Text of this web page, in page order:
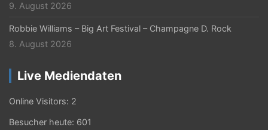
9. August 2026
Robbie Williams – Big Art Festival – Champagne D. Rock
8. August 2026
Live Mediendaten
Online Visitors: 2
Besucher heute: 601